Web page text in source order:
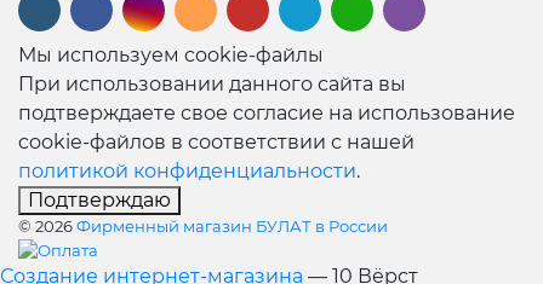
Мы используем cookie-файлы
При использовании данного сайта вы
подтверждаете свое согласие на использование
cookie-файлов в соответствии с нашей
политикой конфиденциальности.
Подтверждаю
© 2026Фирменный магазин БУЛАТ в России
Создание интернет-магазина — 10 Вёрст